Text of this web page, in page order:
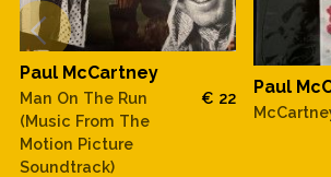
Paul McCartney
Man On The Run
(Music From The
Motion Picture
Soundtrack)
€ 22 Paul